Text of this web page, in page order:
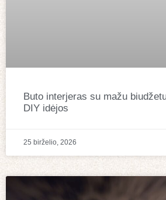
Buto interjeras su mažu
DIY idėjos
25 birželio, 2026